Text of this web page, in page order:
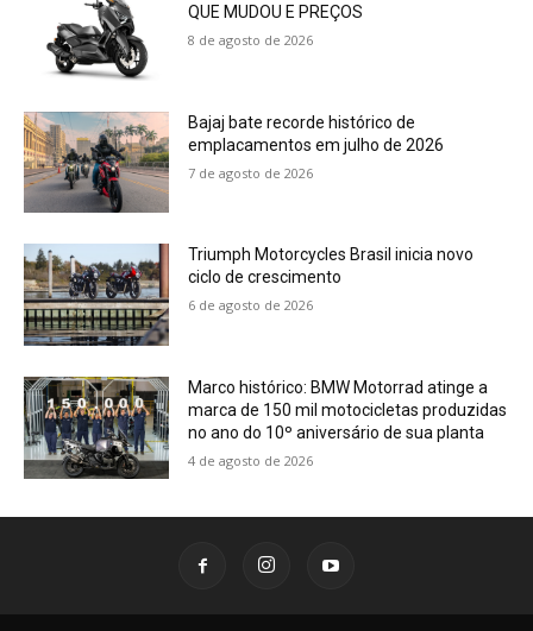
QUE MUDOU E PREÇOS
8 de agosto de 2026
Bajaj bate recorde histórico de
emplacamentos em julho de 2026
7 de agosto de 2026
Triumph Motorcycles Brasil inicia novo
ciclo de crescimento
6 de agosto de 2026
Marco histórico: BMW Motorrad atinge a
marca de 150 mil motocicletas produzidas
no ano do 10º aniversário de sua planta
4 de agosto de 2026